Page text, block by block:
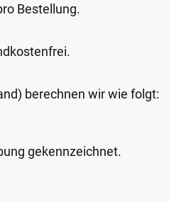
Bestellung.
berechnen wir wie folgt:
gekennzeichnet.